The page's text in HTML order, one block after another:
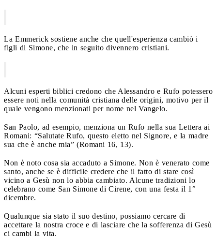
La Emmerick sostiene anche che quell'esperienza cambiò i
figli di Simone, che in seguito divennero cristiani.
Alcuni esperti biblici credono che Alessandro e Rufo potessero
essere noti nella comunità cristiana delle origini, motivo per il
quale vengono menzionati per nome nel Vangelo.
San Paolo, ad esempio, menziona un Rufo nella sua Lettera ai
Romani: “Salutate Rufo, questo eletto nel Signore, e la madre
sua che è anche mia” (Romani 16, 13).
Non è noto cosa sia accaduto a Simone. Non è venerato come
santo, anche se è difficile credere che il fatto di stare così
vicino a Gesù non lo abbia cambiato. Alcune tradizioni lo
celebrano come San Simone di Cirene, con una festa il 1°
dicembre.
Qualunque sia stato il suo destino, possiamo cercare di
accettare la nostra croce e di lasciare che la sofferenza di Gesù
ci cambi la vita.